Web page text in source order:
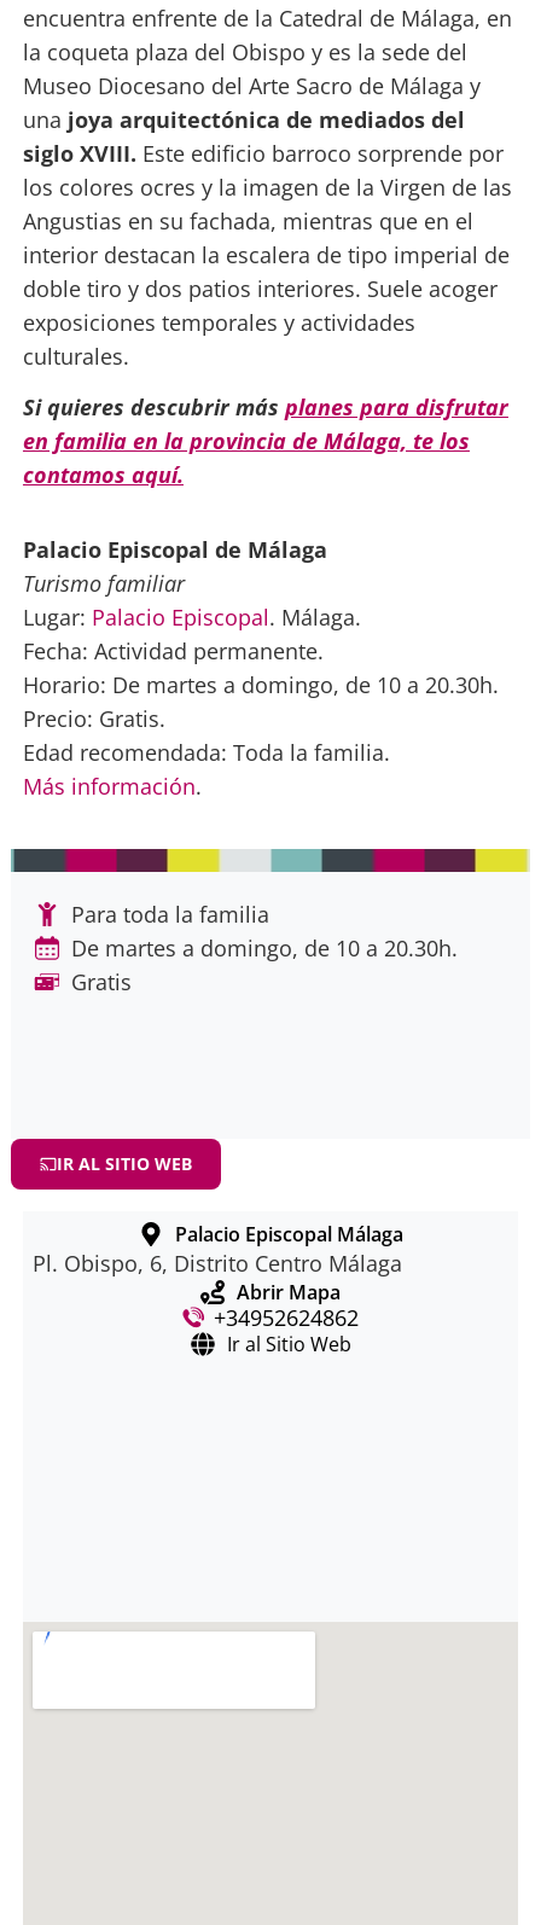
encuentra enfrente de la Catedral de Málaga, en
la coqueta plaza del Obispo y es la sede del
Museo Diocesano del Arte Sacro de Málaga y
una joya arquitectónica de mediados del
siglo XVIII. Este edificio barroco sorprende por
los colores ocres y la imagen de la Virgen de las
Angustias en su fachada, mientras que en el
interior destacan la escalera de tipo imperial de
doble tiro y dos patios interiores. Suele acoger
exposiciones temporales y actividades
culturales.
Si quieres descubrir más planes para disfrutar
en familia en la provincia de Málaga, te los
contamos aquí.
Palacio Episcopal de Málaga
Turismo familiar
Lugar: Palacio Episcopal. Málaga.
Fecha: Actividad permanente.
Horario: De martes a domingo, de 10 a 20.30h.
Precio: Gratis.
Edad recomendada: Toda la familia.
Más información.
Para toda la familia
De martes a domingo, de 10 a 20.30h.
Gratis
IR AL SITIO WEB
Palacio Episcopal Málaga
Pl. Obispo, 6, Distrito Centro Málaga
Abrir Mapa
+34952624862
Ir al Sitio Web